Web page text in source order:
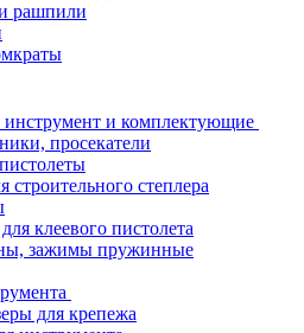
рашпили
и комплектующие
просекатели
строительного степлера
клеевого пистолета
зажимы пружинные
для крепежа